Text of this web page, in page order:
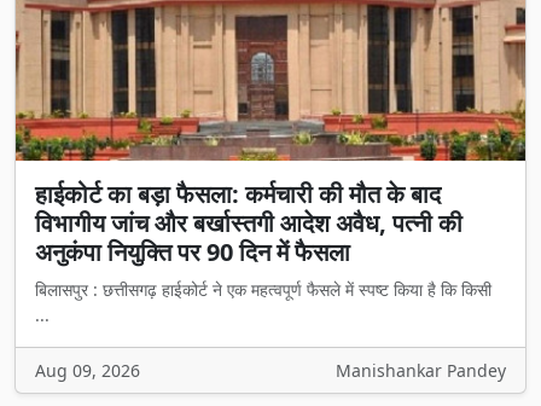
हाईकोर्ट का बड़ा फैसला: कर्मचारी की मौत के बाद
विभागीय जांच और बर्खास्तगी आदेश अवैध, पत्नी की
अनुकंपा नियुक्ति पर 90 दिन में फैसला
बिलासपुर : छत्तीसगढ़ हाईकोर्ट ने एक महत्वपूर्ण फैसले में स्पष्ट किया है कि किसी
...
Aug 09, 2026 Manishankar Pandey